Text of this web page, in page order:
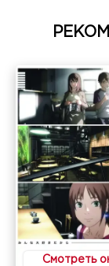
Смотреть